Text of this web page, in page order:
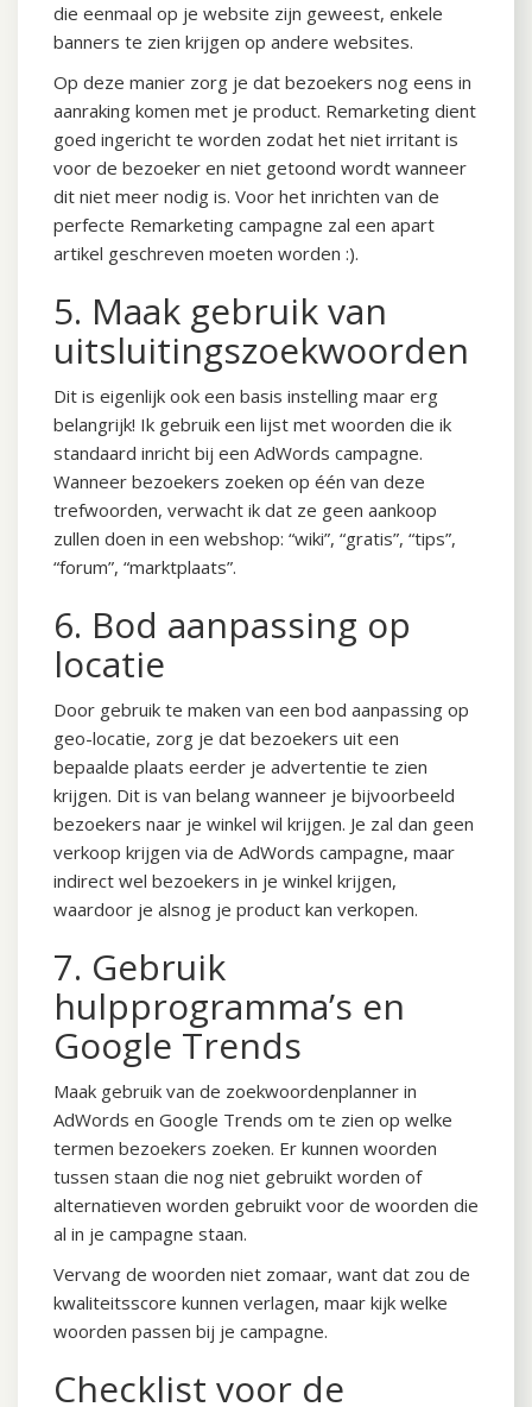
die eenmaal op je website zijn geweest, enkele
banners te zien krijgen op andere websites.
Op deze manier zorg je dat bezoekers nog eens in
aanraking komen met je product. Remarketing dient
goed ingericht te worden zodat het niet irritant is
voor de bezoeker en niet getoond wordt wanneer
dit niet meer nodig is. Voor het inrichten van de
perfecte Remarketing campagne zal een apart
artikel geschreven moeten worden :).
5. Maak gebruik van
uitsluitingszoekwoorden
Dit is eigenlijk ook een basis instelling maar erg
belangrijk! Ik gebruik een lijst met woorden die ik
standaard inricht bij een AdWords campagne.
Wanneer bezoekers zoeken op één van deze
trefwoorden, verwacht ik dat ze geen aankoop
zullen doen in een webshop: “wiki”, “gratis”, “tips”,
“forum”, “marktplaats”.
6. Bod aanpassing op
locatie
Door gebruik te maken van een bod aanpassing op
geo-locatie, zorg je dat bezoekers uit een
bepaalde plaats eerder je advertentie te zien
krijgen. Dit is van belang wanneer je bijvoorbeeld
bezoekers naar je winkel wil krijgen. Je zal dan geen
verkoop krijgen via de AdWords campagne, maar
indirect wel bezoekers in je winkel krijgen,
waardoor je alsnog je product kan verkopen.
7. Gebruik
hulpprogramma’s en
Google Trends
Maak gebruik van de zoekwoordenplanner in
AdWords en Google Trends om te zien op welke
termen bezoekers zoeken. Er kunnen woorden
tussen staan die nog niet gebruikt worden of
alternatieven worden gebruikt voor de woorden die
al in je campagne staan.
Vervang de woorden niet zomaar, want dat zou de
kwaliteitsscore kunnen verlagen, maar kijk welke
woorden passen bij je campagne.
Checklist voor de